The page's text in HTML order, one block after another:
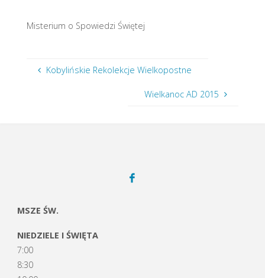
Misterium o Spowiedzi Świętej
Kobylińskie Rekolekcje Wielkopostne
Wielkanoc AD 2015
MSZE ŚW.
NIEDZIELE I ŚWIĘTA
7:00
8:30